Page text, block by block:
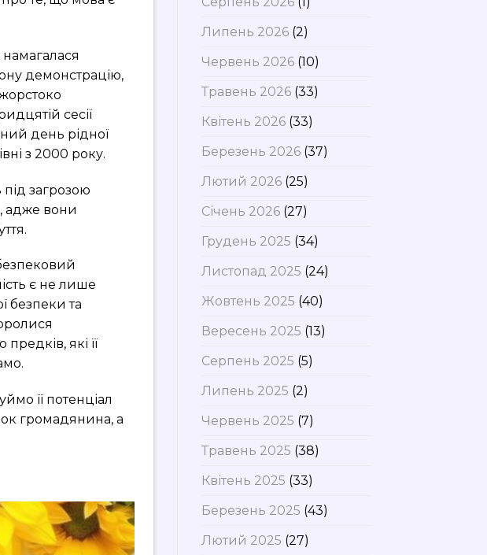
намагалася
демонстрацію,
сесії
день рідної
з 2000 року.
під загрозою
адже вони
є не лише
безпеки та
які її
її потенціал
громадянина, а
Липень 2026(2)
Червень 2026(10)
Травень 2026(33)
Квітень 2026(33)
Березень 2026(37)
Лютий 2026(25)
Січень 2026(27)
Грудень 2025 (34)
Листопад 2025 (24)
Жовтень 2025 (40)
Вересень 2025 (13)
Серпень 2025 (5)
Липень 2025 (2)
Червень 2025 (7)
Травень 2025 (38)
Квітень 2025 (33)
Березень 2025 (43)
Лютий 2025 (27)